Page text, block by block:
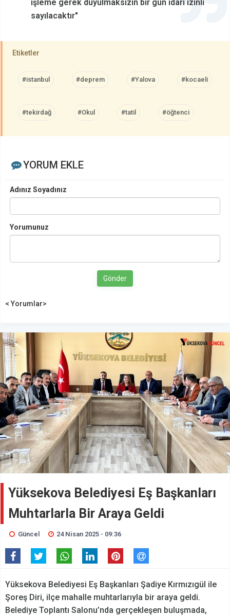
işleme gerek duyulmaksızın bir gün idari izinli
sayılacaktır"
Etiketler
#istanbul #deprem #Yalova #kocaeli
#tekirdağ #Okul #tatil #öğtenci
YORUM EKLE
Adınız Soyadınız
Yorumunuz
Gönder
< Yorumlar>
Yüksekova Belediyesi Eş Başkanları
Muhtarlarla Bir Araya Geldi
Güncel 24 Nisan 2025 - 09:36
Yüksekova Belediyesi Eş Başkanları Şadiye Kırmızıgül ile
Şoreş Diri, ilçe mahalle muhtarlarıyla bir araya geldi.
Belediye Toplantı Salonu’nda gerçekleşen buluşmada,